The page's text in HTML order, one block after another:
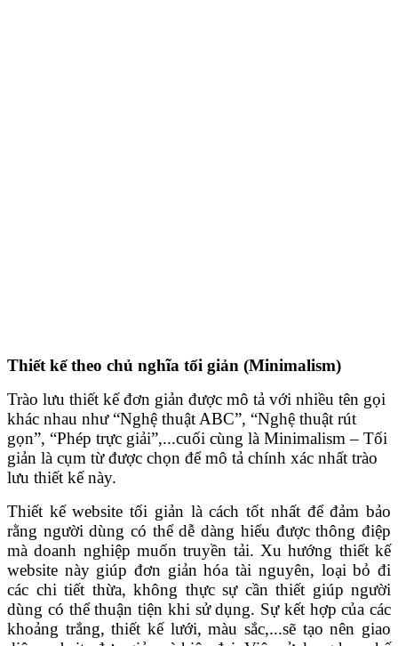
Thiết kế theo chủ nghĩa tối giản (Minimalism)
Trào lưu thiết kế đơn giản được mô tả với nhiều tên gọi
khác nhau như “Nghệ thuật ABC”, “Nghệ thuật rút
gọn”, “Phép trực giải”,...cuối cùng là Minimalism – Tối
giản là cụm từ được chọn để mô tả chính xác nhất trào
lưu thiết kế này.
Thiết kế website tối giản là cách tốt nhất để đảm bảo
rằng người dùng có thể dễ dàng hiểu được thông điệp
mà doanh nghiệp muốn truyền tải. Xu hướng thiết kế
website này giúp đơn giản hóa tài nguyên, loại bỏ đi
các chi tiết thừa, không thực sự cần thiết giúp người
dùng có thể thuận tiện khi sử dụng. Sự kết hợp của các
khoảng trắng, thiết kế lưới, màu sắc,...sẽ tạo nên giao